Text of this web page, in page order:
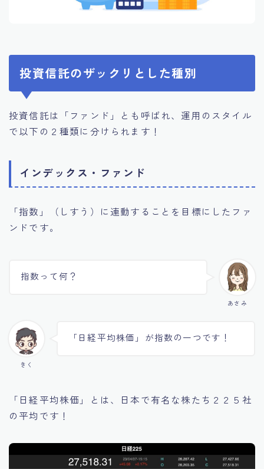
投資信託のザックリとした種別
投資信託は「ファンド」とも呼ばれ、運用のスタイル
で以下の２種類に分けられます！
インデックス・ファンド
「指数」（しすう）に連動することを目標にしたファ
ンドです。
あさみ
指数って何？
きく
「日経平均株価」が指数の一つです！
「日経平均株価」とは、日本で有名な株たち２２５社
の平均です！